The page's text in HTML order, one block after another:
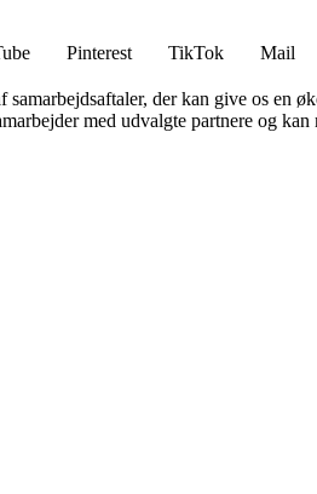
Pinterest TikTok Mail
der kan give os en
med udvalgte partnere og